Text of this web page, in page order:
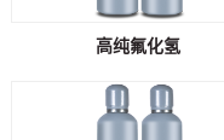
高纯氟化氢